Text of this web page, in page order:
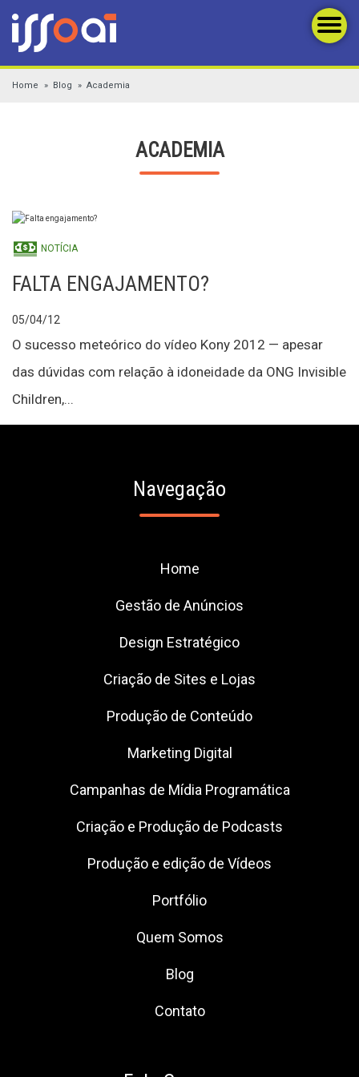
Home Blog Academia
ACADEMIA
NOTÍCIA
FALTA ENGAJAMENTO?
05/04/12
O sucesso meteórico do vídeo Kony 2012 — apesar
das dúvidas com relação à idoneidade da ONG Invisible
Children,...
Navegação
Home
Gestão de Anúncios
Design Estratégico
Criação de Sites e Lojas
Produção de Conteúdo
Marketing Digital
Campanhas de Mídia Programática
Criação e Produção de Podcasts
Produção e edição de Vídeos
Portfólio
Quem Somos
Blog
Contato